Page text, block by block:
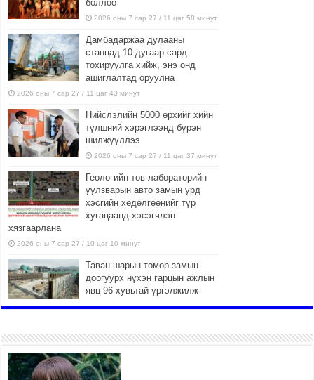
боллоо
2026 оны 7 сар 27 / 11 цаг 58 минут
Дамбадаржаа дулааны
станцад 10 дугаар сард
тохируулга хийж, энэ онд
ашиглалтад оруулна
2026 оны 7 сар 27 / 11 цаг 43 минут
Нийслэлийн 5000 өрхийг хийн
түлшний хэрэглээнд бүрэн
шилжүүллээ
2026 оны 7 сар 27 / 11 цаг 37 минут
Геологийн төв лабораторийн
уулзварын авто замын урд
хэсгийн хөдөлгөөнийг түр
хугацаанд хэсэгчлэн
хязгаарлана
2026 оны 7 сар 27 / 10 цаг 10 минут
Таван шарын төмөр замын
доогуурх нүхэн гарцын ажлын
явц 96 хувьтай үргэлжилж
Нийслэлийн харьяа амаржих
газруудыг “Эх, хүүхдийн төв”
болгон өргөтгөнө